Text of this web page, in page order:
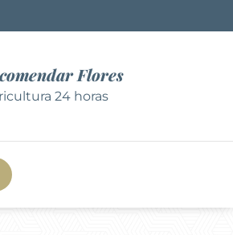
Flores
24 horas